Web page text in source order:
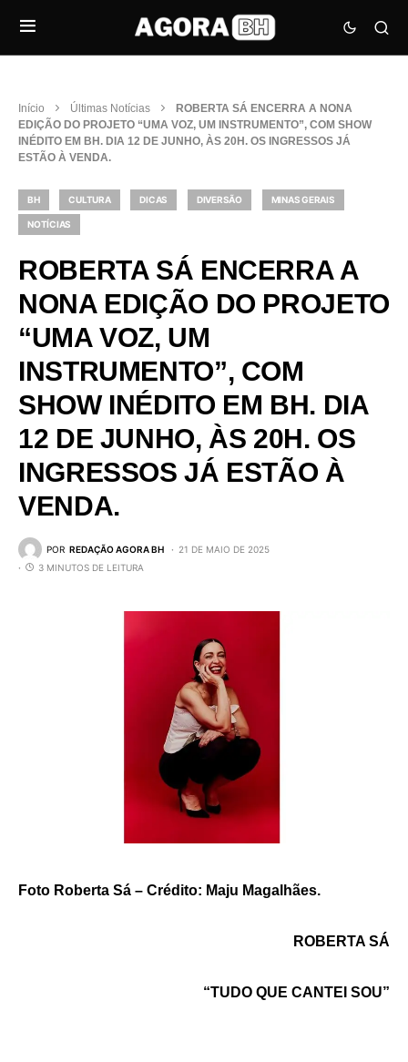
Início Últimas Notícias
ROBERTA SÁ ENCERRA A NONA
EDIÇÃO DO PROJETO “UMA VOZ, UM INSTRUMENTO”, COM SHOW
INÉDITO EM BH. DIA 12 DE JUNHO, ÀS 20H. OS INGRESSOS JÁ
ESTÃO À VENDA.
BH CULTURA DICAS DIVERSÃO MINAS GERAIS
NOTÍCIAS
ROBERTA SÁ ENCERRA A
NONA EDIÇÃO DO PROJETO
“UMA VOZ, UM
INSTRUMENTO”, COM
SHOW INÉDITO EM BH. DIA
12 DE JUNHO, ÀS 20H. OS
INGRESSOS JÁ ESTÃO À
VENDA.
POR REDAÇÃO AGORA BH
21 DE MAIO DE 2025
3 MINUTOS DE LEITURA
Foto Roberta Sá – Crédito: Maju Magalhães.
ROBERTA SÁ
“TUDO QUE CANTEI SOU”